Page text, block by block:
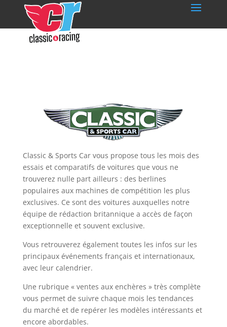
Classic & Sports Car vous propose tous les mois des
essais et comparatifs de voitures que vous ne
trouverez nulle part ailleurs : des berlines
populaires aux machines de compétition les plus
exclusives. Ce sont des voitures auxquelles notre
équipe de rédaction britannique a accès de façon
exceptionnelle et souvent exclusive.
Vous retrouverez également toutes les infos sur les
principaux événements français et internationaux,
avec leur calendrier.
Une rubrique « ventes aux enchères » très complète
vous permet de suivre chaque mois les tendances
du marché et de repérer les modèles intéressants et
encore abordables.